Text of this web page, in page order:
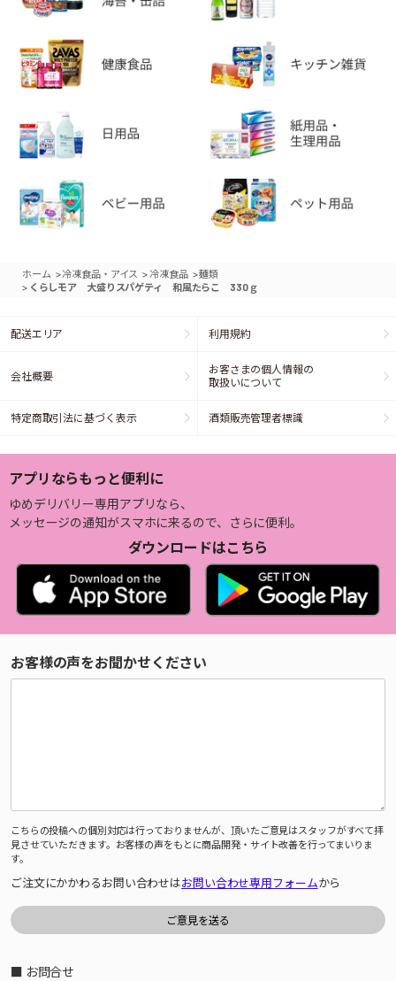
ホーム >冷凍食品・アイス > 冷凍食品 >麺類
> くらしモア 大盛りスパゲティ 和風たらこ 330ｇ
配送エリア 利用規約
会社概要
お客さまの個人情報の
取扱いについて
特定商取引法に基づく表示 酒類販売管理者標識
アプリならもっと便利に
ゆめデリバリー専用アプリなら、
メッセージの通知がスマホに来るので、さらに便利。
ダウンロードはこちら
お客様の声をお聞かせください
こちらの投稿への個別対応は行っておりませんが、頂いたご意見はスタッフがすべて拝
見させていただきます。お客様の声をもとに商品開発・サイト改善を行ってまいりま
す。
ご注文にかかわるお問い合わせはお問い合わせ専用フォームから
■ お問合せ